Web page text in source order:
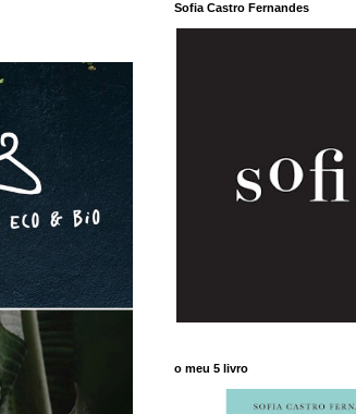
Sofia Castro Fernandes
o meu 5 livro